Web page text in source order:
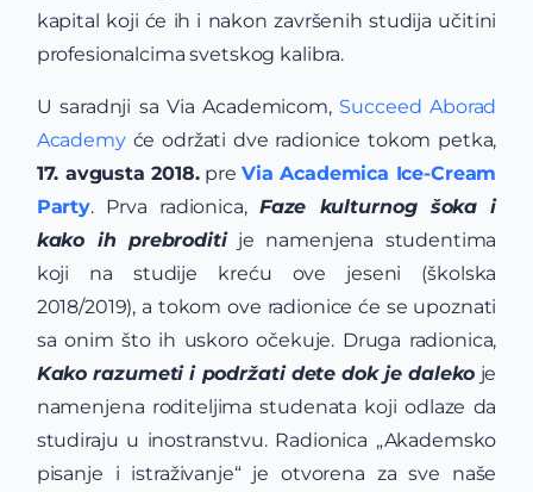
kapital koji će ih i nakon završenih studija učitini
profesionalcima svetskog kalibra.
U saradnji sa Via Academicom, Succeed Aborad
Academyće održati dve radionice tokom petka,
17. avgusta 2018.preVia Academica Ice-Cream
Party. Prva radionica, Faze kulturnog šoka i
kako ih prebroditije namenjena studentima
koji na studije kreću ove jeseni (školska
2018/2019), a tokom ove radionice će se upoznati
sa onim što ih uskoro očekuje. Druga radionica,
Kako razumeti i podržati dete dok je daleko je
namenjena roditeljima studenata koji odlaze da
studiraju u inostranstvu. Radionica „Akademsko
pisanje i istraživanje“ je otvorena za sve naše